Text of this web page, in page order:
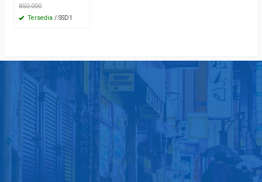
850.000
Tersedia / SSD1